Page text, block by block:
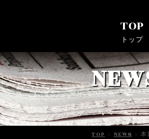
TOP
トップ
TOP > NEWS > 本